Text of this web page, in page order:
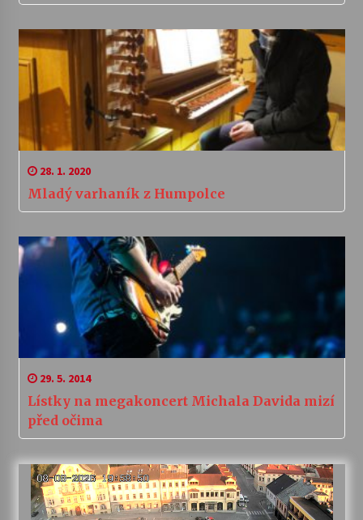
28. 1. 2020
Mladý varhaník z Humpolce
29. 5. 2014
Lístky na megakoncert Michala Davida mizí
před očima